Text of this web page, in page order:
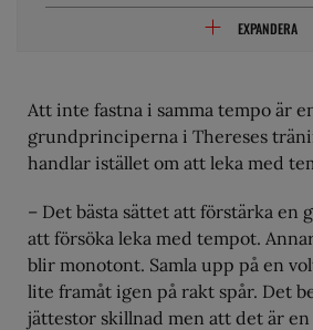
sätt kan du ta hjälp av sargen när du
övergångar mellan skritt och galopp
• ”Målet för ökad trav på diagonalen är
ha suget. Samla upp på kortsidan,
ska sitta till, bara ha ett mjukt stöd,
och börja veva med benen. Hästen ska
viktigt att byta varv, så att både hästar
liksidiga och starka. De övningar jag
båda varven. Hästen måste bli liksidig,
upp hela muskelapparaten så att de
EXPANDERA
Att inte fastna i samma tempo är
grundprinciperna i Thereses
handlar istället om att leka med
– Det bästa sättet att förstärka en
att försöka leka med tempot.
blir monotont. Samla upp på en
lite framåt igen på rakt spår. Det
jättestor skillnad men att det är